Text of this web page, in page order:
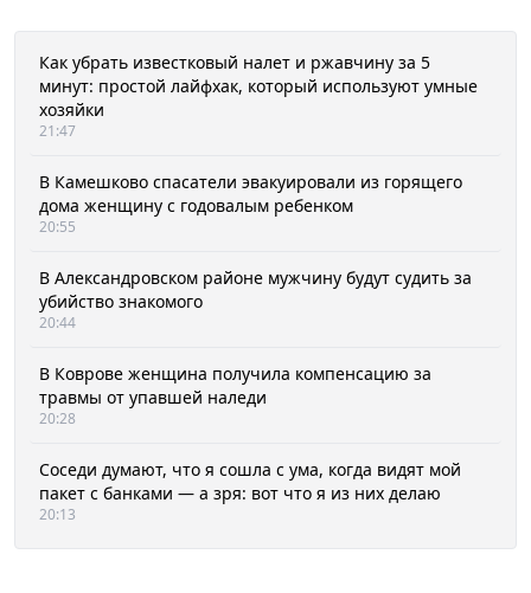
Как убрать известковый налет и ржавчину за 5
минут: простой лайфхак, который используют умные
хозяйки
21:47
В Камешково спасатели эвакуировали из горящего
дома женщину с годовалым ребенком
20:55
В Александровском районе мужчину будут судить за
убийство знакомого
20:44
В Коврове женщина получила компенсацию за
травмы от упавшей наледи
20:28
Соседи думают, что я сошла с ума, когда видят мой
пакет с банками — а зря: вот что я из них делаю
20:13